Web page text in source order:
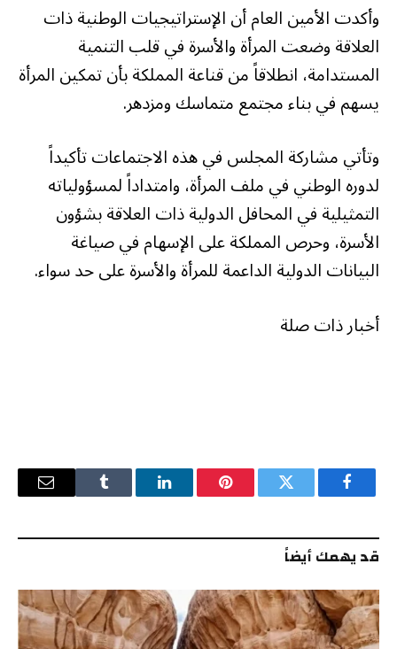
وأكدت الأمين العام أن الإستراتيجيات الوطنية ذات
العلاقة وضعت المرأة والأسرة في قلب التنمية
المستدامة، انطلاقاً من قناعة المملكة بأن تمكين المرأة
يسهم في بناء مجتمع متماسك ومزدهر.
وتأتي مشاركة المجلس في هذه الاجتماعات تأكيداً
لدوره الوطني في ملف المرأة، وامتداداً لمسؤولياته
التمثيلية في المحافل الدولية ذات العلاقة بشؤون
الأسرة، وحرص المملكة على الإسهام في صياغة
البيانات الدولية الداعمة للمرأة والأسرة على حد سواء.
أخبار ذات صلة
فيسبوك تويتر بينتيريستلينكدإن Tumblr
البريد
قد يهمك أيضاً